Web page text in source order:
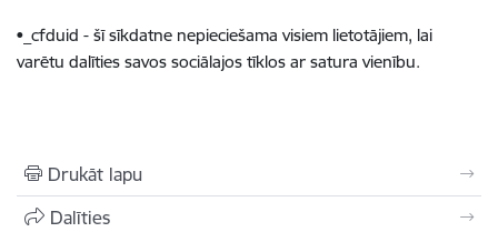
•_cfduid - šī sīkdatne nepieciešama visiem lietotājiem, lai
varētu dalīties savos sociālajos tīklos ar satura vienību.
Drukāt lapu
Dalīties